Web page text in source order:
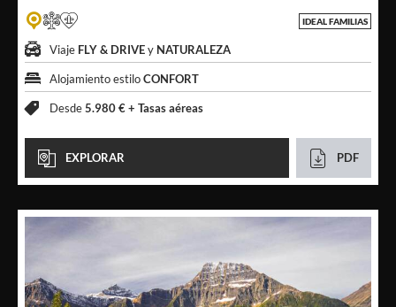
IDEAL FAMILIAS
Viaje FLY & DRIVEy NATURALEZA
Alojamiento estiloCONFORT
Desde5.980 € + Tasas aéreas
EXPLORAR PDF